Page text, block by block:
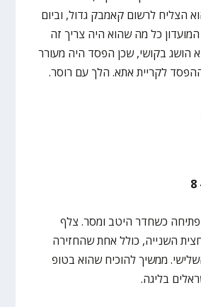
הצליח לרשום קאמבק גדול, וביום
כל מה שהוא היה צריך זה
הושג בקושי, שכן הפסד היה מעורר
לקריית אתא. הלך עם רוסר.
כשחדר היטב ומסר. צלף
השנייה, כולל אחת שהחזירה
ממשיך להוכיח שהוא בטופ
בליגה.